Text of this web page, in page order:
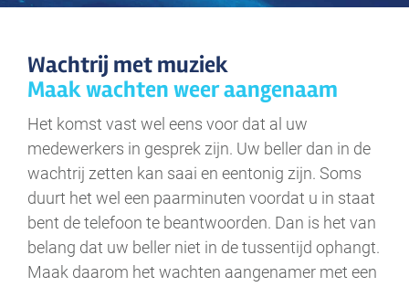
Wachtrij met muziek
Maak wachten weer aangenaam
Het komst vast wel eens voor dat al uw
medewerkers in gesprek zijn. Uw beller dan in de
wachtrij zetten kan saai en eentonig zijn. Soms
duurt het wel een paarminuten voordat u in staat
bent de telefoon te beantwoorden. Dan is het van
belang dat uw beller niet in de tussentijd ophangt.
Maak daarom het wachten aangenamer met een